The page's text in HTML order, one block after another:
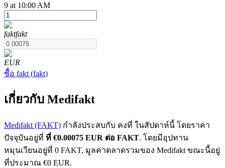
ฟิวเจอร์สที่ใช้ USDT เป็นหลักประกัน
ฟิวเจอร์ส COIN-M
9 at 10:00 AM
faktfakt
EUR
ซื้อ fakt (fakt)
เกี่ยวกับ Medifakt
Medifakt (FAKT) กำลังประสบกับ คงที่ ในสัปดาห์นี้ โดยราคา
ปัจจุบันอยู่ที่ ที่ €0.00075 EUR ต่อ FAKT. โดยมีอุปทาน
หมุนเวียนอยู่ที่ 0 FAKT, มูลค่าตลาดรวมของ Medifakt ขณะนี้อยู่
ที่ประมาณ €0 EUR.